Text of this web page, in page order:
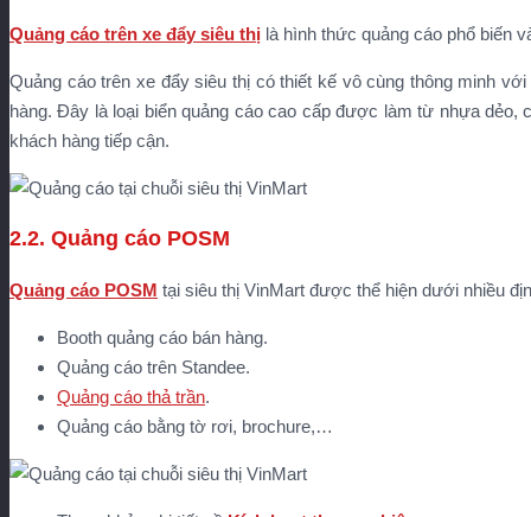
Quảng cáo trên xe đẩy siêu thị là hình thức quảng cáo phổ biến
Quảng cáo trên xe đẩy siêu thị có thiết kế vô cùng thông minh
hàng. Đây là loại biển quảng cáo cao cấp được làm từ nhựa dẻo,
khách hàng tiếp cận.
2.2. Quảng cáo POSM
Quảng cáo POSM tại siêu thị VinMart được thể hiện dưới nhiều
Booth quảng cáo bán hàng.
Quảng cáo trên Standee.
Quảng cáo thả trần.
Quảng cáo bằng tờ rơi, brochure,…